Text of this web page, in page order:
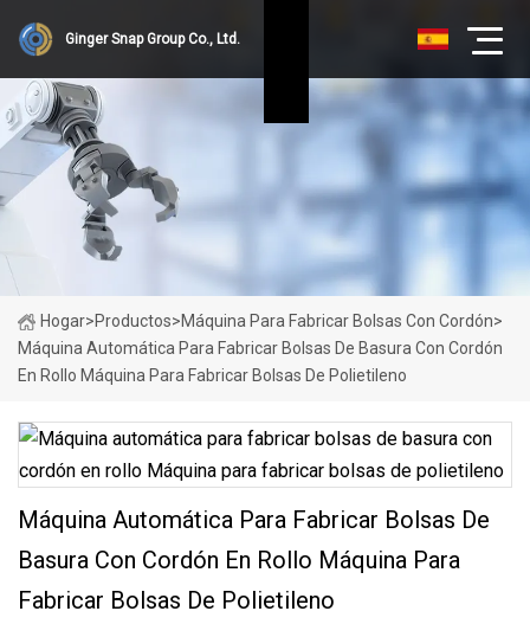
Ginger Snap Group Co., Ltd.
Hogar>Productos>Máquina Para Fabricar Bolsas Con Cordón>
Máquina Automática Para Fabricar Bolsas De Basura Con Cordón
En Rollo Máquina Para Fabricar Bolsas De Polietileno
Máquina Automática Para Fabricar Bolsas De
Basura Con Cordón En Rollo Máquina Para
Fabricar Bolsas De Polietileno